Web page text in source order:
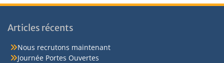
Articles récents
Nous recrutons maintenant
Journée Portes Ouvertes